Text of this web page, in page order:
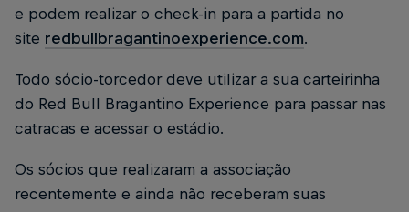
e podem realizar o check-in para a partida no
site redbullbragantinoexperience.com.
Todo sócio-torcedor deve utilizar a sua carteirinha
do Red Bull Bragantino Experience para passar nas
catracas e acessar o estádio.
Os sócios que realizaram a associação
recentemente e ainda não receberam suas